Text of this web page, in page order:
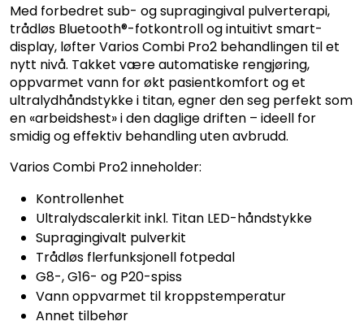
Med forbedret sub- og supragingival pulverterapi,
trådløs Bluetooth®-fotkontroll og intuitivt smart-
display, løfter Varios Combi Pro2 behandlingen til et
nytt nivå. Takket være automatiske rengjøring,
oppvarmet vann for økt pasientkomfort og et
ultralydhåndstykke i titan, egner den seg perfekt som
en «arbeidshest» i den daglige driften – ideell for
smidig og effektiv behandling uten avbrudd.
Varios Combi Pro2 inneholder:
Kontrollenhet
Ultralydscalerkit inkl. Titan LED-håndstykke
Supragingivalt pulverkit
Trådløs flerfunksjonell fotpedal
G8-, G16- og P20-spiss
Vann oppvarmet til kroppstemperatur
Annet tilbehør